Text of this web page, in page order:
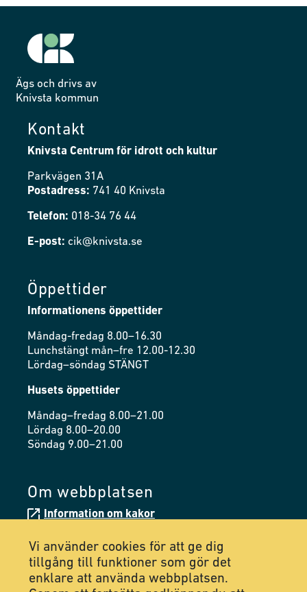
Ägs och drivs av
Knivsta kommun
Kontakt
Knivsta Centrum för idrott och kultur
Parkvägen 31A
Postadress: 741 40 Knivsta
Telefon: 018-34 76 44
E-post: cik@knivsta.se
Öppettider
Informationens öppettider
Måndag-fredag 8.00–16.30
Lunchstängt mån–fre 12.00-12.30
Lördag–söndag STÄNGT
Husets öppettider
Måndag–fredag 8.00–21.00
Lördag 8.00–20.00
Söndag 9.00–21.00
Om webbplatsen
Information om kakor
Tillgänglighetsredogörelse
Följ oss på Facebook
Vi använder cookies för att ge dig
tillgång till funktioner som gör det
enklare att använda webbplatsen.